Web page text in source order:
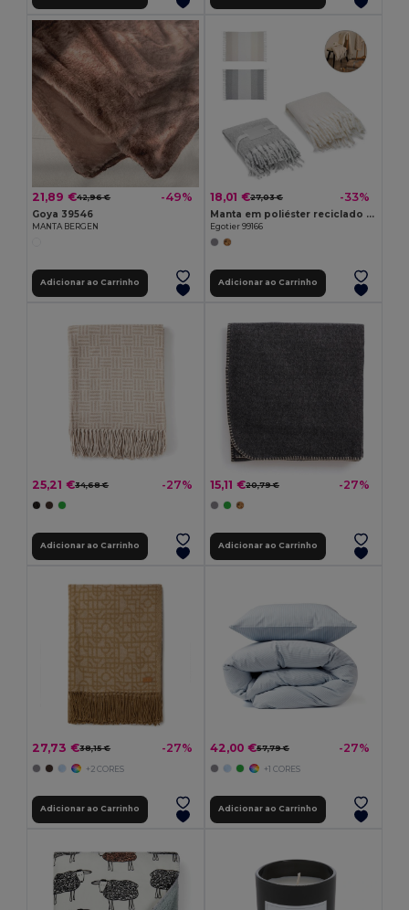
21,89 €42,96 € -49%
Goya 39546
MANTA BERGEN
Adicionar ao Carrinho
18,01 €27,03 € -33%
Manta em poliéster reciclado (100% rPET)(300 g/m²), com uma sensação de toque "mohair"
Egotier 99166
Adicionar ao Carrinho
25,21 €34,68 € -27%
Adicionar ao Carrinho
15,11 €20,79 € -27%
Adicionar ao Carrinho
27,73 €38,15 € -27%
+2 CORES
Adicionar ao Carrinho
42,00 €57,79 € -27%
+1 CORES
Adicionar ao Carrinho